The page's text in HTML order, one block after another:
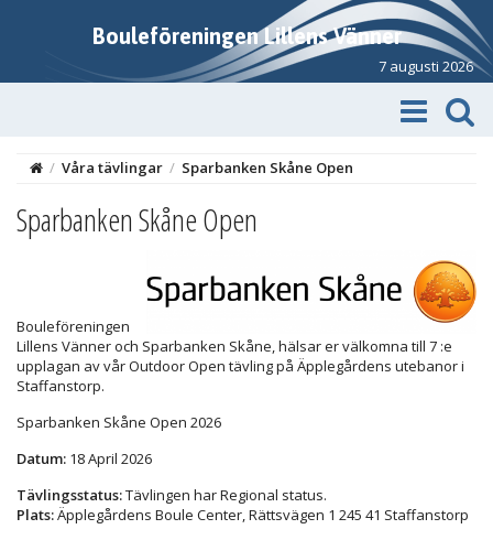
Bouleföreningen Lillens Vänner
7 augusti 2026
/ Våra tävlingar / Sparbanken Skåne Open
Sparbanken Skåne Open
Bouleföreningen
Lillens Vänner och Sparbanken Skåne, hälsar er välkomna till 7 :e
upplagan av vår Outdoor Open tävling på Äpplegårdens utebanor i
Staffanstorp.
Sparbanken Skåne Open 2026
Datum: 18 April 2026
Tävlingsstatus:Tävlingen har Regional status.
Plats:Äpplegårdens Boule Center, Rättsvägen 1 245 41 Staffanstorp